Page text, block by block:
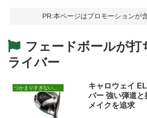
PR:本ページはプロモーションが
フェードボールが打
ライバー
つかまりすぎないドライバー
キャロウェイ
バー 強い弾道
メイクを追求